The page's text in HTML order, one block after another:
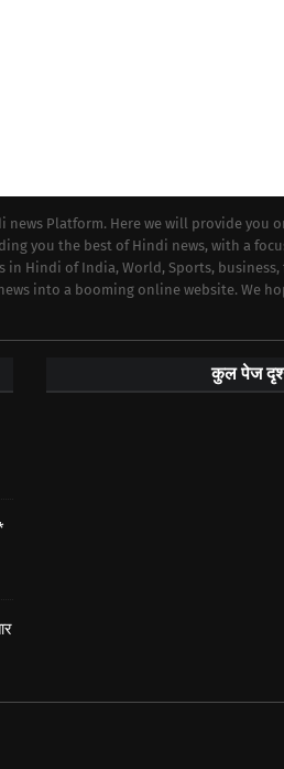
news Platform. Here we will provide you
you the best of Hindi news, with a
Hindi of India, World, Sports, business,
into a booming online website. We
कुल पेज